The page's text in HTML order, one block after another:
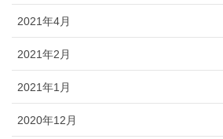
2021年4月
2021年2月
2021年1月
2020年12月